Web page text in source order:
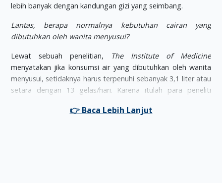
lebih banyak dengan kandungan gizi yang seimbang.
Lantas, berapa normalnya kebutuhan cairan yang
dibutuhkan oleh wanita menyusui?
Lewat sebuah penelitian,
The Institute of Medicine
menyatakan jika konsumsi air yang dibutuhkan oleh wanita
menyusui, setidaknya harus terpenuhi sebanyak 3,1 liter atau
setara dengan 13 gelas/hari. Karena itulah para peneliti
untuk bisa mendapatkan asupan cairan minum yang cukup.